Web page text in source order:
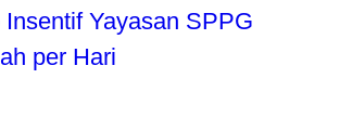
Yayasan SPPG
per Hari